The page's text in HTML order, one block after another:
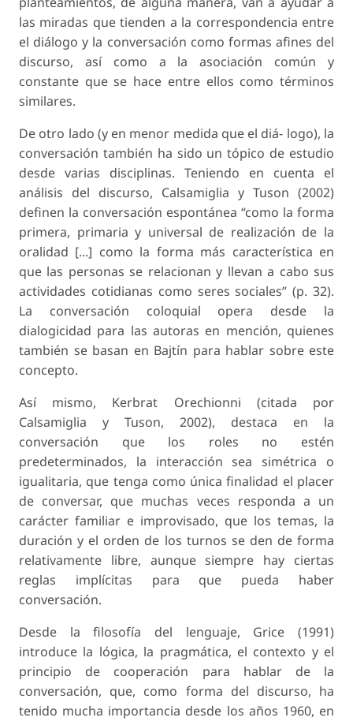
las miradas que tienden a la correspondencia entre
el diálogo y la conversación como formas afines del
discurso, así como a la asociación común y
constante que se hace entre ellos como términos
similares.
De otro lado (y en menor medida que el diá- logo), la
conversación también ha sido un tópico de estudio
desde varias disciplinas. Teniendo en cuenta el
análisis del discurso, Calsamiglia y Tuson (2002)
definen la conversación espontánea “como la forma
primera, primaria y universal de realización de la
oralidad [...] como la forma más característica en
que las personas se relacionan y llevan a cabo sus
actividades cotidianas como seres sociales” (p. 32).
La conversación coloquial opera desde la
dialogicidad para las autoras en mención, quienes
también se basan en Bajtín para hablar sobre este
concepto.
Así mismo, Kerbrat Orechionni (citada por
Calsamiglia y Tuson, 2002), destaca en la
conversación que los roles no estén
predeterminados, la interacción sea simétrica o
igualitaria, que tenga como única finalidad el placer
de conversar, que muchas veces responda a un
carácter familiar e improvisado, que los temas, la
duración y el orden de los turnos se den de forma
relativamente libre, aunque siempre hay ciertas
reglas implícitas para que pueda haber
conversación.
Desde la filosofía del lenguaje, Grice (1991)
introduce la lógica, la pragmática, el contexto y el
principio de cooperación para hablar de la
conversación, que, como forma del discurso, ha
tenido mucha importancia desde los años 1960, en